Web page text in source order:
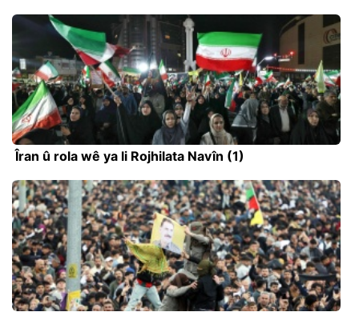
Îran û rola wê ya li Rojhilata Navîn (1)